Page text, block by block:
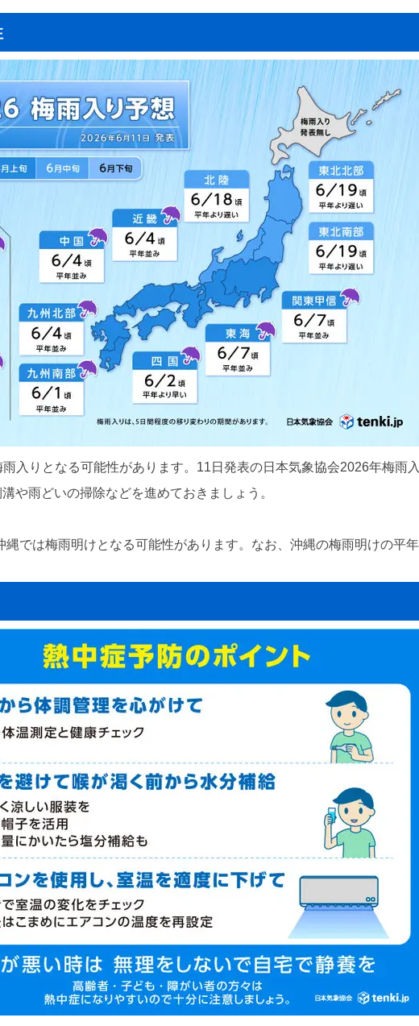
入りとなる可能性があります。11日発表の日本気象協会2026年梅雨
や雨どいの掃除などを進めておきましょう。
では梅雨明けとなる可能性があります。なお、沖縄の梅雨明けの平年